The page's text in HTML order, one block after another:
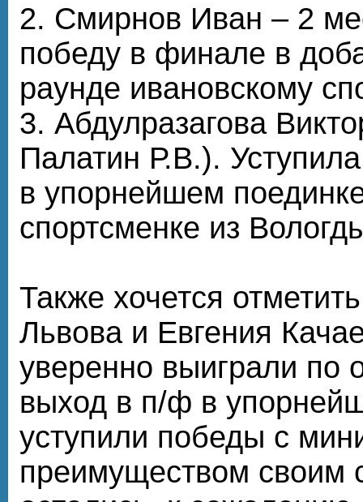
2. Смирнов Иван – 2
победу в финале в
раунде ивановскому
3. Абдулразагова
Палатин Р.В.).
в упорнейшем
спортсменке из
Также хочется
Львова и Евгения
уверенно выиграли по
выход в п/ф в
уступили победы с
преимуществом своим